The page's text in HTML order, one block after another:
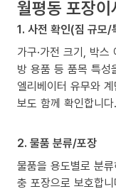
월평동 포장
1. 사전 확인(짐 규모
가구·가전 크기, 박
방 용품 등 품목 특성
엘리베이터 유무와
보도 함께 확인합니다.
2. 물품 분류/포장
물품을 용도별로 분
충 포장으로 보호합니